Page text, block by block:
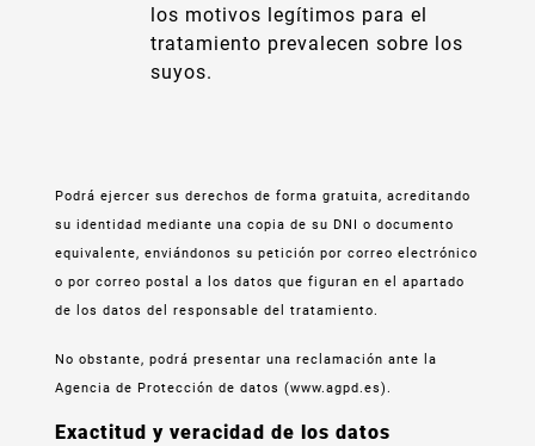
los motivos legítimos para el
tratamiento prevalecen sobre los
suyos.
Podrá ejercer sus derechos de forma gratuita, acreditando
su identidad mediante una copia de su DNI o documento
equivalente, enviándonos su petición por correo electrónico
o por correo postal a los datos que figuran en el apartado
de los datos del responsable del tratamiento.
No obstante, podrá presentar una reclamación ante la
Agencia de Protección de datos (www.agpd.es).
Exactitud y veracidad de los datos